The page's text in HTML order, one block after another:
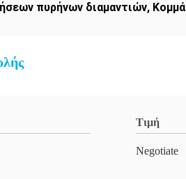
πυρήνων διαμαντιών,
Τιμή
Negotiate